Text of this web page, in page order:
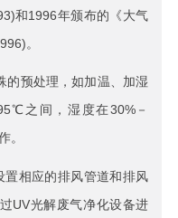
和1996年颁布的《大气
。
的预处理，如加温、加湿
之间，湿度在30%－
。
置相应的排风管道和排风
UV光解废气净化设备进